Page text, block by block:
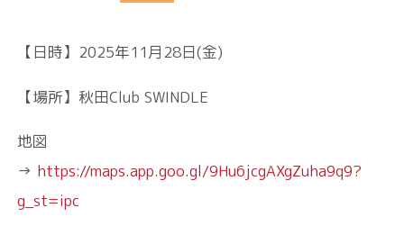
【日時】2025年11月28日(金)
【場所】秋田Club SWINDLE
地図
→ https://maps.app.goo.gl/9Hu6jcgAXgZuha9q9?
g_st=ipc